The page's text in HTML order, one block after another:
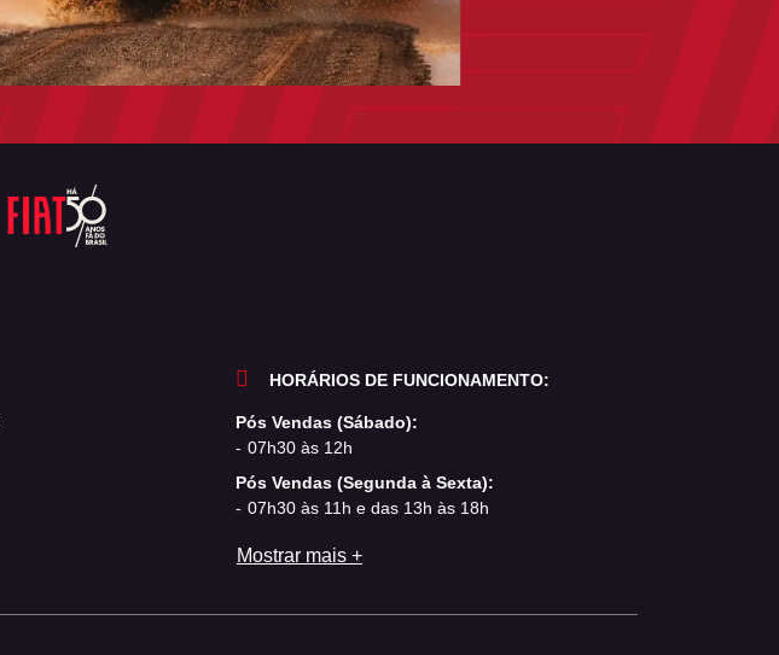
HORÁRIOS DE FUNCIONAMENTO:
Pós Vendas (Sábado):
07h30 às 12h
Pós Vendas (Segunda à Sexta):
07h30 às 11h e das 13h às 18h
Mostrar mais +